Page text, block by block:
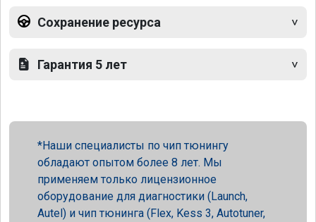
Сохранение ресурса
Гарантия 5 лет
Наши специалисты по чип тюнингу
обладают опытом более 8 лет. Мы
применяем только лицензионное
оборудование для диагностики (Launch,
Autel) и чип тюнинга (Flex, Kess 3, Autotuner,